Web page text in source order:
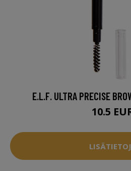
E.L.F. ULTRA PRECISE
10.5